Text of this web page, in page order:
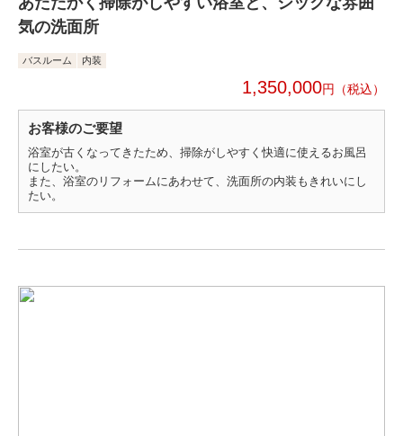
気の洗面所
バスルーム 内装
1,350,000円
お客様のご要望
浴室が古くなってきたため、掃除がしやすく快適に使えるお風呂
にしたい。
また、浴室のリフォームにあわせて、洗面所の内装もきれいにし
たい。